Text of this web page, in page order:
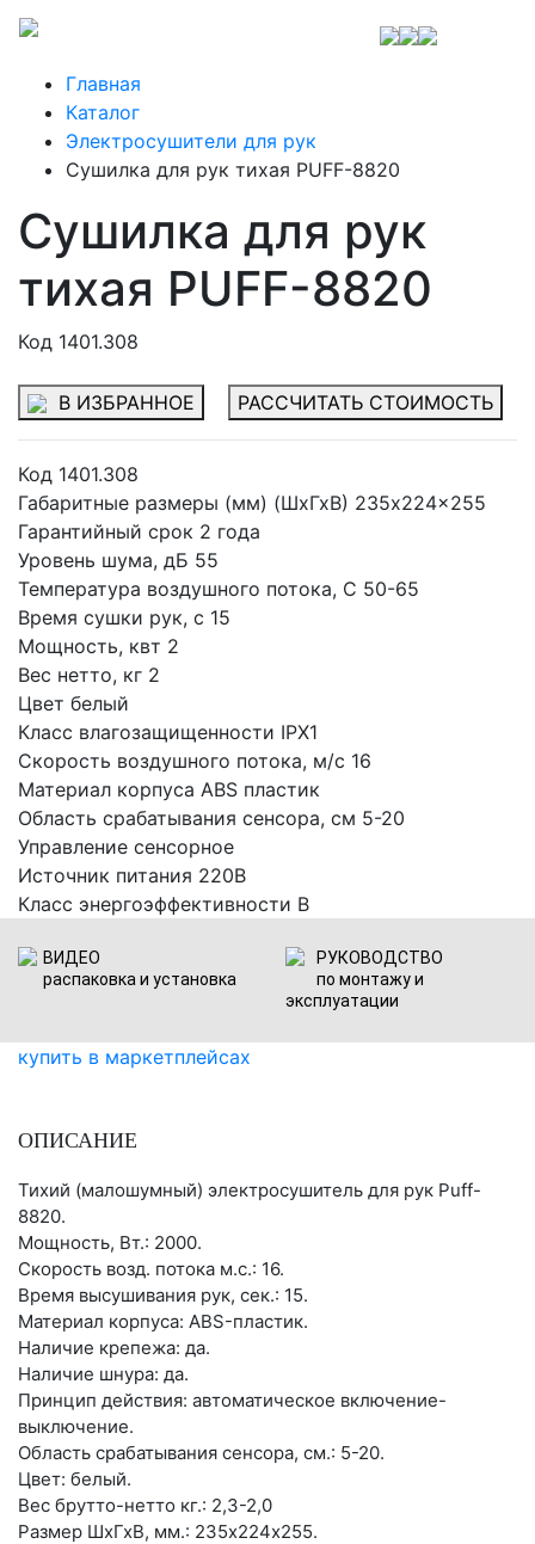
Главная
Каталог
Электросушители для рук
Сушилка для рук тихая PUFF-8820
Сушилка для рук
тихая PUFF-8820
Код 1401.308
В ИЗБРАННОЕ РАССЧИТАТЬ СТОИМОСТЬ
Код 1401.308
Габаритные размеры (мм) (ШхГхВ) 235x224x255
Гарантийный срок 2 года
Уровень шума, дБ 55
Температура воздушного потока, С 50-65
Время сушки рук, с 15
Мощность, квт 2
Вес нетто, кг 2
Цвет белый
Класс влагозащищенности IPX1
Скорость воздушного потока, м/с 16
Материал корпуса ABS пластик
Область срабатывания сенсора, см 5-20
Управление сенсорное
Источник питания 220В
Класс энергоэффективности В
ВИДЕО
распаковка и установка
РУКОВОДСТВО
по монтажу и
эксплуатации
купить в маркетплейсах
ОПИСАНИЕ
Тихий (малошумный) электросушитель для рук Puff-
8820.
Мощность, Вт.: 2000.
Скорость возд. потока м.с.: 16.
Время высушивания рук, сек.: 15.
Материал корпуса: ABS-пластик.
Наличие крепежа: да.
Наличие шнура: да.
Принцип действия: автоматическое включение-
выключение.
Область срабатывания сенсора, см.: 5-20.
Цвет: белый.
Вес брутто-нетто кг.: 2,3-2,0
Размер ШхГхВ, мм.: 235х224х255.